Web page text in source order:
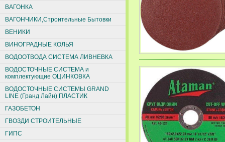
ВАГОНКА
ВАГОНЧИКИ,Строительные Бытовки
ВЕНИКИ
ВИНОГРАДНЫЕ КОЛЬЯ
ВОДООТВОДА СИСТЕМА ЛИВНЕВКА
ВОДОСТОЧНЫЕ СИСТЕМА и
комплектующие ОЦИНКОВКА
ВОДОСТОЧНЫЕ СИСТЕМЫ GRAND
LINE (Гранд Лайн) ПЛАСТИК
ГАЗОБЕТОН
ГВОЗДИ СТРОИТЕЛЬНЫЕ
ГИПС